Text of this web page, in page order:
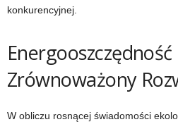
konkurencyjnej.
Energooszczędność
Zrównoważony
W obliczu rosnącej świadomości